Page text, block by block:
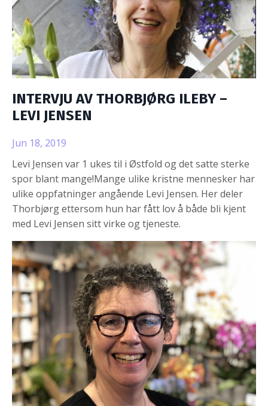
INTERVJU AV THORBJØRG ILEBY –
LEVI JENSEN
Jun 18, 2019
Levi Jensen var 1 ukes til i Østfold og det satte sterke
spor blant mange!Mange ulike kristne mennesker har
ulike oppfatninger angående Levi Jensen. Her deler
Thorbjørg ettersom hun har fått lov å både bli kjent
med Levi Jensen sitt virke og tjeneste.